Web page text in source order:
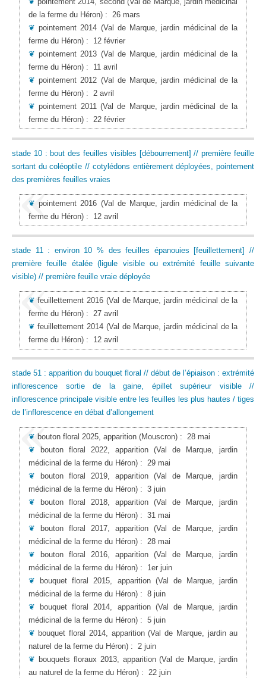
de la ferme du Héron): 26 mars
❦pointement 2014 (Val de Marque, jardin médicinal de la
ferme du Héron): 12 février
❦pointement 2013 (Val de Marque, jardin médicinal de la
ferme du Héron): 11 avril
❦pointement 2012 (Val de Marque, jardin médicinal de la
ferme du Héron): 2 avril
❦pointement 2011 (Val de Marque, jardin médicinal de la
ferme du Héron): 22 février
stade 10 : bout des feuilles visibles [débourrement] // première feuille
sortant du coléoptile // cotylédons entièrement déployées, pointement
des premières feuilles vraies
❦pointement 2016 (Val de Marque, jardin médicinal de la
ferme du Héron): 12 avril
stade 11 : environ 10 % des feuilles épanouies [feuillettement] //
première feuille étalée (ligule visible ou extrémité feuille suivante
visible) // première feuille vraie déployée
❦feuillettement 2016 (Val de Marque, jardin médicinal de la
ferme du Héron): 27 avril
❦feuillettement 2014 (Val de Marque, jardin médicinal de la
ferme du Héron): 12 avril
stade 51 : apparition du bouquet floral // début de l’épiaison : extrémité
inflorescence sortie de la gaine, épillet supérieur visible //
inflorescence principale visible entre les feuilles les plus hautes / tiges
de l’inflorescence en débat d’allongement
❦ bouton floral 2025, apparition (Mouscron): 28 mai
❦ bouton floral 2022, apparition
(Val de Marque, jardin
médicinal de la ferme du Héron): 29 mai
❦ bouton floral 2019, apparition
(Val de Marque, jardin
médicinal de la ferme du Héron): 3 juin
❦ bouton floral 2018, apparition
(Val de Marque, jardin
médicinal de la ferme du Héron): 31 mai
❦ bouton floral 2017, apparition
(Val de Marque, jardin
médicinal de la ferme du Héron): 28 mai
❦ bouton floral 2016, apparition
(Val de Marque, jardin
médicinal de la ferme du Héron): 1er juin
❦ bouquet floral 2015, apparition (Val de Marque, jardin
médicinal de la ferme du Héron): 8 juin
❦ bouquet floral 2014, apparition (Val de Marque, jardin
médicinal de la ferme du Héron): 5 juin
❦bouquet floral 2014, apparition (Val de Marque, jardin au
naturel de la ferme du Héron): 2 juin
❦ bouquets floraux 2013, apparition (Val de Marque, jardin
au naturel de la ferme du Héron): 22 juin